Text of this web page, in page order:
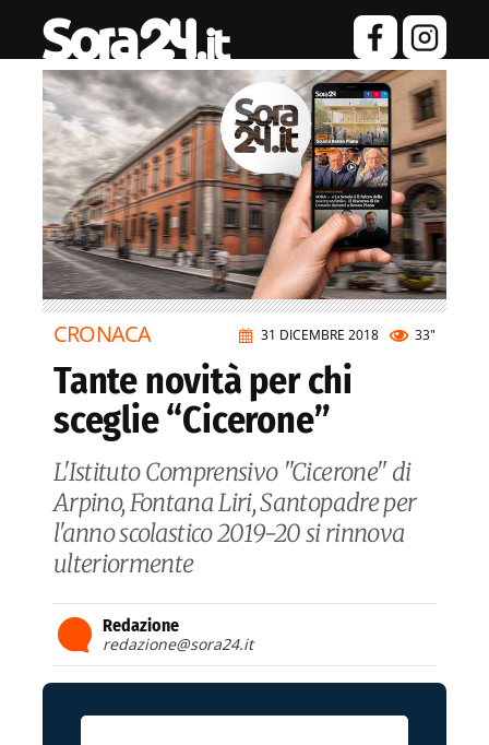
31 DICEMBRE 2018 33"
CRONACA
Tante novità per chi
sceglie “Cicerone”
L'Istituto Comprensivo "Cicerone" di
Arpino, Fontana Liri, Santopadre per
l'anno scolastico 2019-20 si rinnova
ulteriormente
Redazione
redazione@sora24.it